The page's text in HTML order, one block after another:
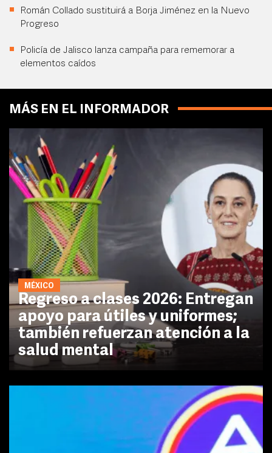
Román Collado sustituirá a Borja Jiménez en la Nuevo
Progreso
Policía de Jalisco lanza campaña para rememorar a
elementos caídos
MÁS EN EL INFORMADOR
MÉXICO
Regreso a clases 2026: Entregan
apoyo para útiles y uniformes;
también refuerzan atención a la
salud mental